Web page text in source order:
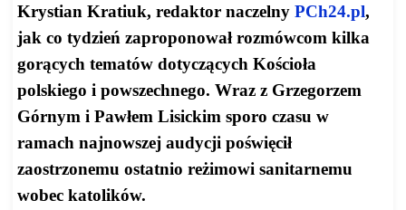
Krystian Kratiuk, redaktor naczelny PCh24.pl,
jak co tydzień zaproponował rozmówcom kilka
gorących tematów dotyczących Kościoła
polskiego i powszechnego. Wraz z Grzegorzem
Górnym i Pawłem Lisickim sporo czasu w
ramach najnowszej audycji poświęcił
zaostrzonemu ostatnio reżimowi sanitarnemu
wobec katolików.